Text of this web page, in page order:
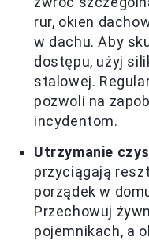
rur, okien
w dachu. Aby
dostępu, użyj
stalowej.
pozwoli na
incydentom.
Utrzymanie
przyciągają
porządek w
Przechowuj
pojemnikach, a